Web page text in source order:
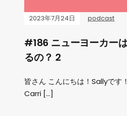
2023年7月24日 podcast
#186 ニューヨーカー
るの？ 2
皆さん こんにちは！Sallyです
Carri […]